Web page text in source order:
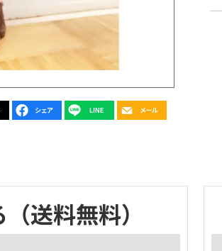
（送料無料）